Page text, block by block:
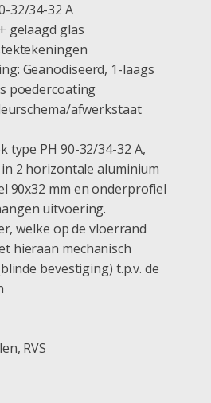
32/34-32 A
gelaagd glas
Geanodiseerd, 1-laags
poedercoating
afwerkstaat
type PH 90-32/34-32 A,
2 horizontale aluminium
90x32 mm en onderprofiel
uitvoering.
welke op de vloerrand
hieraan mechanisch
bevestiging) t.p.v. de
RVS